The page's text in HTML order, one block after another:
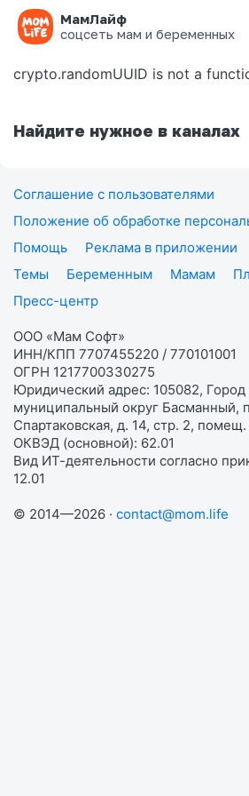
МамЛайф
соцсеть мам и беременных
Ошибка на странице
crypto.randomUUID is not a
Найдите нужное в каналах
Соглашение с пользователями
Положение об обработке
Помощь
Реклама в приложении
Темы
Беременным Мамам
Пресс-центр
ООО «Мам Софт»
ИНН/КПП 7707455220 / 770101001
ОГРН 1217700330275
Юридический адрес: 105082, Город
муниципальный округ Басманный,
Спартаковская, д. 14, стр. 2,
ОКВЭД (основной): 62.01
Вид ИТ-деятельности согласно
12.01
© 2014—2026 · contact@mom.life